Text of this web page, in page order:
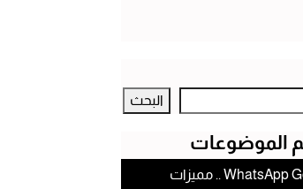
البحث
الموضوعات
WhatsApp Gold .. مميزات